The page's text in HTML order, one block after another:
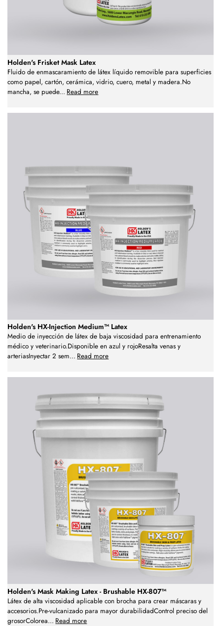
Holden's Frisket Mask Latex
Fluido de enmascaramiento de látex líquido removible para superficies
como papel, cartón, cerámica, vidrio, cuero, metal y madera.No
mancha, se puede... Read more
Holden's HX-Injection Medium™ Latex
Medio de inyección de látex de baja viscosidad para entrenamiento
médico y veterinario.Disponible en azul y rojoResalta venas y
arteriasInyectar 2 sem... Read more
Holden's Mask Making Latex - Brushable HX-807™
Látex de alta viscosidad aplicable con brocha para crear máscaras y
accesorios.Pre-vulcanizado para mayor durabilidadControl preciso del
grosorColorea... Read more